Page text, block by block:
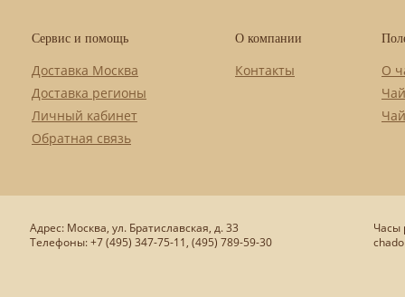
Сервис и помощь
Доставка Москва
Доставка регионы
Личный кабинет
Обратная связь
О компании
Контакты
О
Адрес: Москва, ул. Братиславская, д. 33
Телефоны: +7 (495) 347-75-11, (495) 789-59-30
Часы